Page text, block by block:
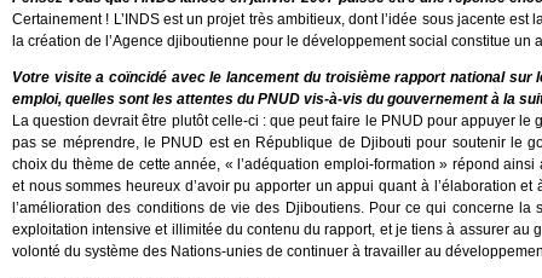
Certainement ! L’INDS est un projet très ambitieux, dont l’idée sous jacente
la création de l’Agence djiboutienne pour le développement social constitue
Votre visite a coïncidé avec le lancement du troisième rapport national sur
emploi, quelles sont les attentes du PNUD vis-à-vis du gouvernement à la
La question devrait être plutôt celle-ci : que peut faire le PNUD pour appuyer
pas se méprendre, le PNUD est en République de Djibouti pour soutenir le
choix du thème de cette année, « l’adéquation emploi-formation » répond
et nous sommes heureux d’avoir pu apporter un appui quant à l’élaboration
l’amélioration des conditions de vie des Djiboutiens. Pour ce qui concerne
exploitation intensive et illimitée du contenu du rapport, et je tiens à assurer
volonté du système des Nations-unies de continuer à travailler au